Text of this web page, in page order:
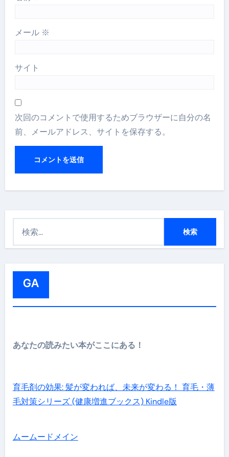
メール ※
サイト
次回のコメントで使用するためブラウザーに自分の名
前、メールアドレス、サイトを保存する。
GA
あなたの読みたい本がここにある！
育毛剤の効果: 髪が変われば、未来が変わる！ 育毛・薄
毛対策シリーズ (健康増進ブックス) Kindle版
ムームードメイン